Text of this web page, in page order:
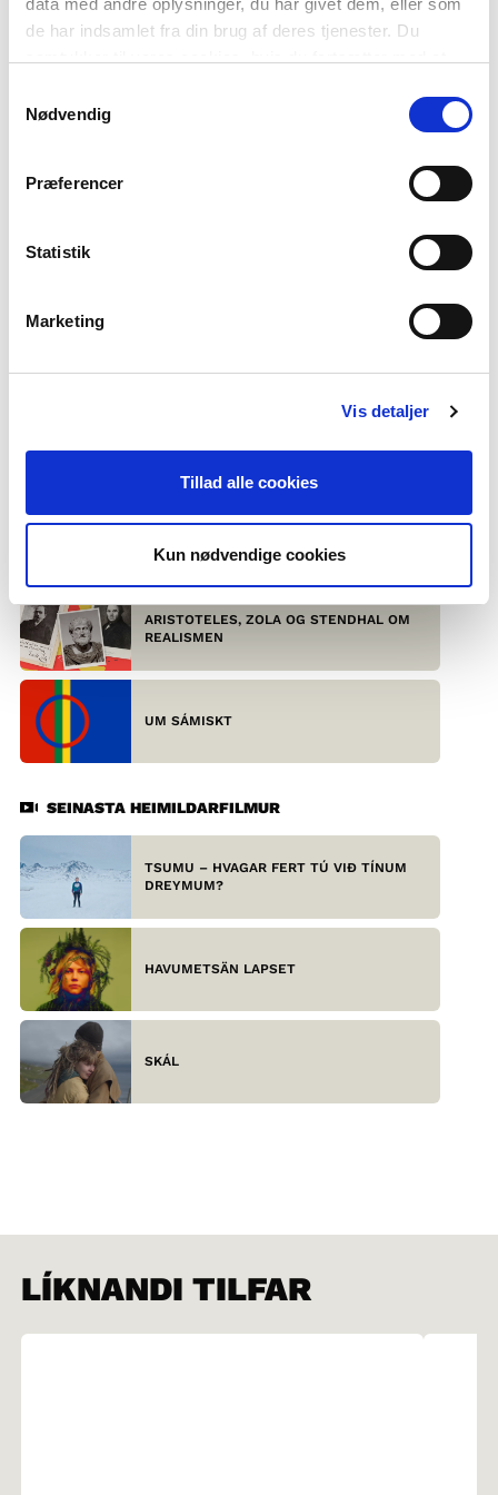
data med andre oplysninger, du har givet dem, eller som
de har indsamlet fra din brug af deres tjenester. Du
Nødvendig
Præferencer
Statistik
Marketing
Vis detaljer
Tillad alle cookies
Kun nødvendige cookies
Mál: Finskt
ARISTOTELES, ZOLA OG STENDHAL OM
REALISMEN
UM SÁMISKT
SEINASTA HEIMILDARFILMUR
TSUMU – HVAGAR FERT TÚ VIÐ TÍNUM
DREYMUM?
HAVUMETSÄN LAPSET
SKÁL
LÍKNANDI TILFAR